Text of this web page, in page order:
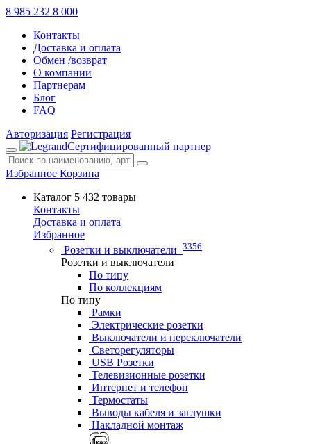
8 985 232 8 000
Контакты
Доставка и оплата
Обмен /возврат
О компании
Партнерам
Блог
FAQ
Авторизация Регистрация
Сертифицированный партнер
Избранное Корзина
Каталог 5 432 товары
Контакты
Доставка и оплата
Избранное
Розетки и выключатели 3356
Розетки и выключатели
По типу
По коллекциям
По типу
Рамки
Электрические розетки
Выключатели и переключатели
Светорегуляторы
USB Розетки
Телевизионные розетки
Интернет и телефон
Термостаты
Выводы кабеля и заглушки
Накладной монтаж